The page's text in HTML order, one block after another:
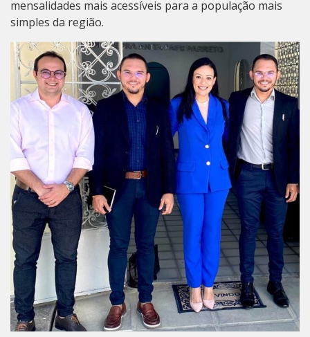
mensalidades mais acessíveis para a população mais
simples da região.